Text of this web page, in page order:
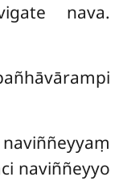
nava.
naviññeyyo